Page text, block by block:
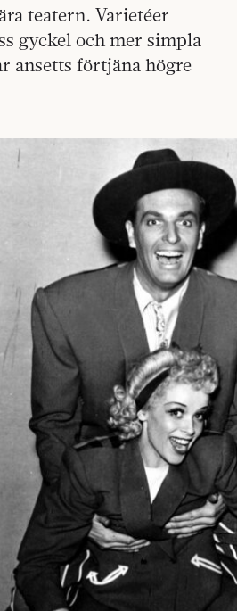
teatern. Varietéer
gyckel och mer simpla
ansetts förtjäna högre